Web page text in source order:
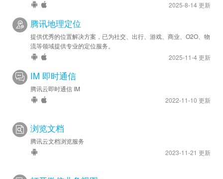
2025-8-14 更新
腾讯地理定位
提供优秀的位置解决方案，已为社交、出行、游戏、商业、O2O、物
流等领域提供专业的定位服务。
2025-11-4 更新
IM 即时通信
腾讯云即时通信 IM
2022-11-10 更新
浏览文档
腾讯云文档浏览服务
2023-11-21 更新